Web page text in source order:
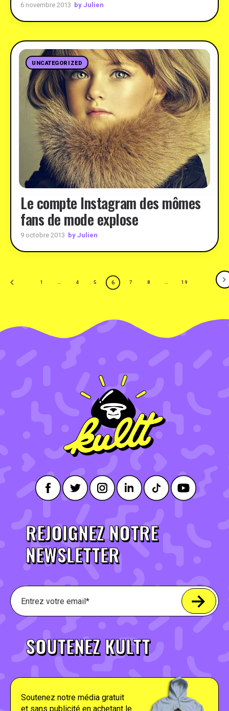
6 novembre 2013 by Julien
UNCATEGORIZED
Le compte Instagram des mômes
fans de mode explose
9 octobre 2013 by Julien
1 4 5 6 7 8 19
REJOIGNEZ NOTRE
NEWSLETTER
SOUTENEZ KULTT
Soutenez notre média gratuit
et sans publicité en achetant le